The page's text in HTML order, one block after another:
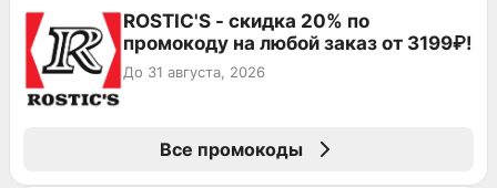
ROSTIC'S - скидка 20% по
промокоду на любой заказ от 3199₽!
До 31 августа, 2026
Все промокоды